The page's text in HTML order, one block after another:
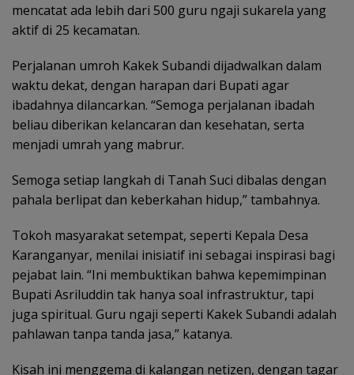
mencatat ada lebih dari 500 guru ngaji sukarela yang
aktif di 25 kecamatan.
Perjalanan umroh Kakek Subandi dijadwalkan dalam
waktu dekat, dengan harapan dari Bupati agar
ibadahnya dilancarkan. “Semoga perjalanan ibadah
beliau diberikan kelancaran dan kesehatan, serta
menjadi umrah yang mabrur.
Semoga setiap langkah di Tanah Suci dibalas dengan
pahala berlipat dan keberkahan hidup,” tambahnya.
Tokoh masyarakat setempat, seperti Kepala Desa
Karanganyar, menilai inisiatif ini sebagai inspirasi bagi
pejabat lain. “Ini membuktikan bahwa kepemimpinan
Bupati Asriluddin tak hanya soal infrastruktur, tapi
juga spiritual. Guru ngaji seperti Kakek Subandi adalah
pahlawan tanpa tanda jasa,” katanya.
Kisah ini menggema di kalangan netizen, dengan tagar